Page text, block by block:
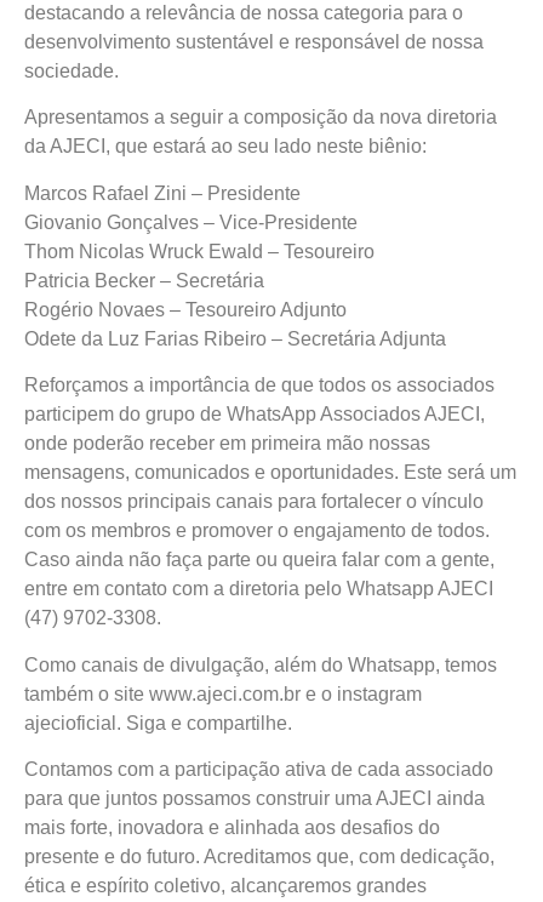
destacando a relevância de nossa categoria para o
desenvolvimento sustentável e responsável de nossa
sociedade.
Apresentamos a seguir a composição da nova diretoria
da AJECI, que estará ao seu lado neste biênio:
Marcos Rafael Zini – Presidente
Giovanio Gonçalves – Vice-Presidente
Thom Nicolas Wruck Ewald – Tesoureiro
Patricia Becker – Secretária
Rogério Novaes – Tesoureiro Adjunto
Odete da Luz Farias Ribeiro – Secretária Adjunta
Reforçamos a importância de que todos os associados
participem do grupo de WhatsApp Associados AJECI,
onde poderão receber em primeira mão nossas
mensagens, comunicados e oportunidades. Este será um
dos nossos principais canais para fortalecer o vínculo
com os membros e promover o engajamento de todos.
Caso ainda não faça parte ou queira falar com a gente,
entre em contato com a diretoria pelo Whatsapp AJECI
(47) 9702-3308.
Como canais de divulgação, além do Whatsapp, temos
também o site www.ajeci.com.br e o instagram
ajecioficial. Siga e compartilhe.
Contamos com a participação ativa de cada associado
para que juntos possamos construir uma AJECI ainda
mais forte, inovadora e alinhada aos desafios do
presente e do futuro. Acreditamos que, com dedicação,
ética e espírito coletivo, alcançaremos grandes